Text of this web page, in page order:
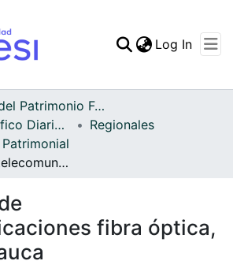
Statistics
Log In
Archivo del Patrimonio Fotográfico y Fílmico del Valle del Cauca
Fondo Fotográfico Diario Occidente
Regionales
Nueva era de telecomunicaciones fibra óptica, Valle del Cauca
fibra óptica,